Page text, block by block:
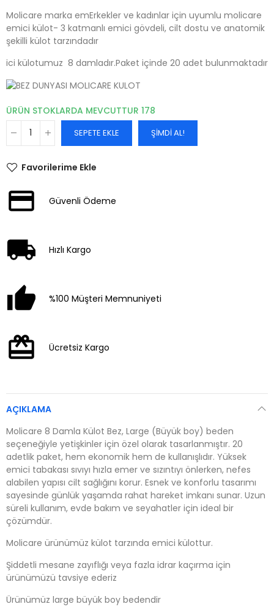
Molicare marka emErkekler ve kadınlar için uyumlu molicare
emici külot- 3 katmanlı emici gövdeli, cilt dostu ve anatomik
şekilli külot tarzındadır
ici külotumuz 8 damladır.Paket içinde 20 adet bulunmaktadır
ÜRÜN STOKLARDA MEVCUTTUR 178
SEPETE EKLE ŞIMDI AL!
Favorilerime Ekle
Güvenli Ödeme
Hızlı Kargo
%100 Müşteri Memnuniyeti
Ücretsiz Kargo
AÇIKLAMA
Molicare 8 Damla Külot Bez, Large (Büyük boy) beden
seçeneğiyle yetişkinler için özel olarak tasarlanmıştır. 20
adetlik paket, hem ekonomik hem de kullanışlıdır. Yüksek
emici tabakası sıvıyı hızla emer ve sızıntıyı önlerken, nefes
alabilen yapısı cilt sağlığını korur. Esnek ve konforlu tasarımı
sayesinde günlük yaşamda rahat hareket imkanı sunar. Uzun
süreli kullanım, evde bakım ve seyahatler için ideal bir
çözümdür.
Molicare ürünümüz külot tarzında emici külottur.
Şiddetli mesane zayıflığı veya fazla idrar kaçırma için
ürünümüzü tavsiye ederiz
Ürünümüz large büyük boy bedendir